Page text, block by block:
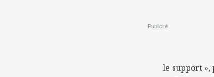
Publicité
le support »,